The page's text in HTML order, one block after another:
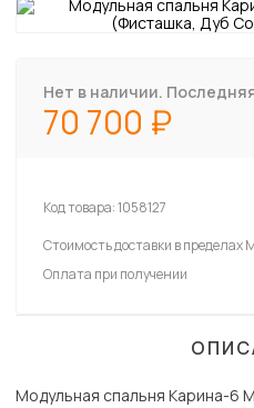
Нет в наличии.
70 700
Код товара:1058127
Стоимость доставки в пределах
Оплата при получении
Модульная спальня Карина-6